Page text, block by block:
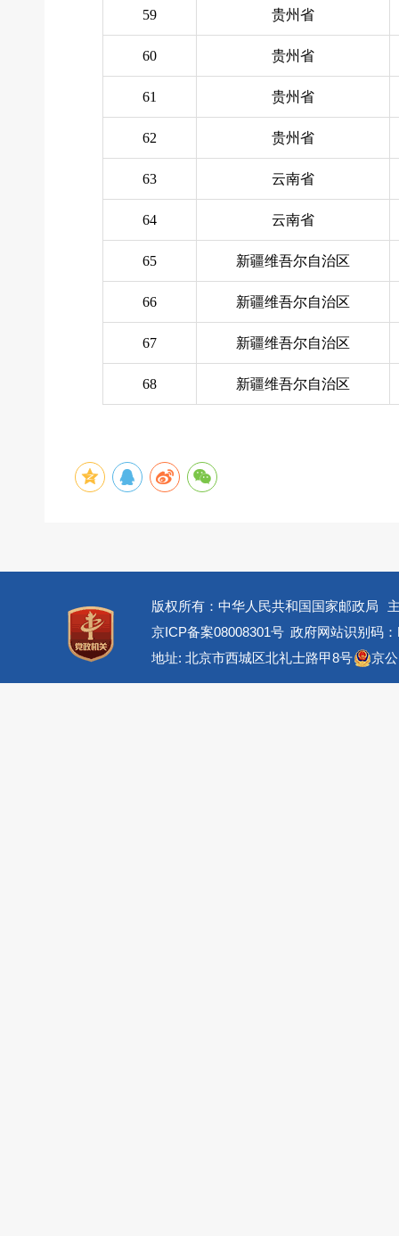
59 贵州省
60 贵州省
61 贵州省
62 贵州省
63 云南省
64 云南省
65 新疆维吾尔自治区
66 新疆维吾尔自治区
67 新疆维吾尔自治区
68 新疆维吾尔自治区
版权所有：中华人民共和国国家邮政局
京ICP备案08008301号 政府网站识别码
地址: 北京市西城区北礼士路甲8号
京